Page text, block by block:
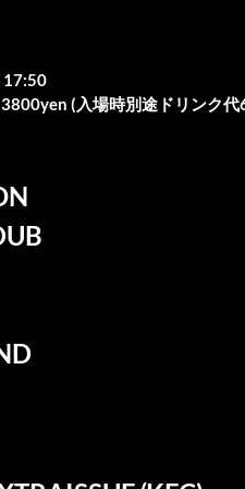
17:50
(入場時別途ドリンク代